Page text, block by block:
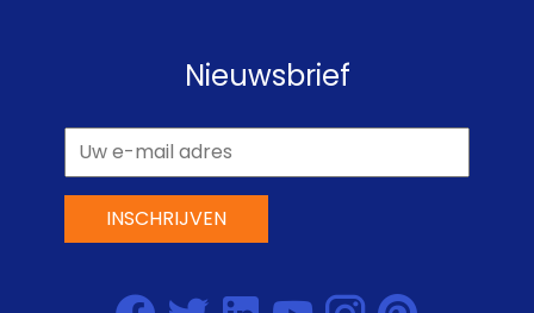
Nieuwsbrief
INSCHRIJVEN